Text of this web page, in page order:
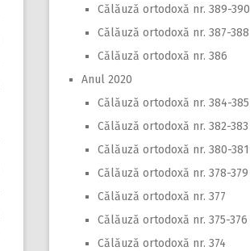
Călăuză ortodoxă nr. 389-390
Călăuză ortodoxă nr. 387-388
Călăuză ortodoxă nr. 386
Anul 2020
Călăuză ortodoxă nr. 384-385
Călăuză ortodoxă nr. 382-383
Călăuză ortodoxă nr. 380-381
Călăuză ortodoxă nr. 378-379
Călăuză ortodoxă nr. 377
Călăuză ortodoxă nr. 375-376
Călăuză ortodoxă nr. 374